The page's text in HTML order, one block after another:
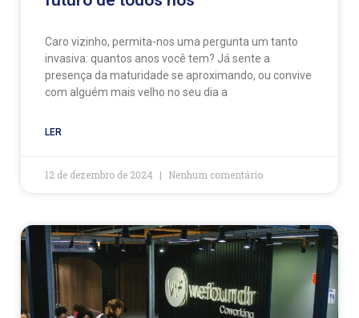
Caro vizinho, permita-nos uma pergunta um tanto
invasiva: quantos anos você tem? Já sente a
presença da maturidade se aproximando, ou convive
com alguém mais velho no seu dia a
LER
12 de dezembro de 2024 Nenhum comentário